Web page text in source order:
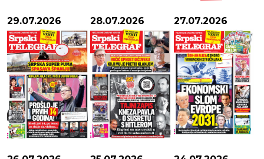
29.07.2026 28.07.2026 27.07.2026